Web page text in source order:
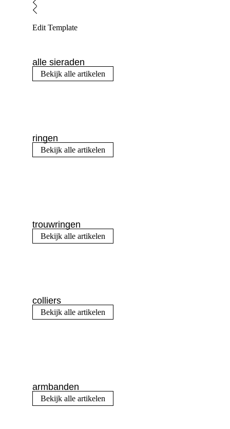
Edit Template
alle sieraden
Bekijk alle artikelen
ringen
Bekijk alle artikelen
trouwringen
Bekijk alle artikelen
colliers
Bekijk alle artikelen
armbanden
Bekijk alle artikelen